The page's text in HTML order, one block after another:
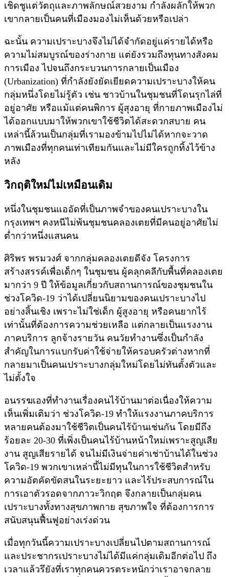
เชิดชูแต่วัตถุและภาพลักษณ์สวยงาม กำลังผลักให้พวก
เขากลายเป็นคนที่เมืองมองไม่เห็นด้วยหรือเปล่า
ฉะนั้น ความเปราะบางจึงไม่ได้จำกัดอยู่แค่รายได้หรือ
ความไม่สมบูรณ์ของร่างกาย แต่ยังรวมถึงทุนทางสังคม
การเมือง ไปจนถึงกระบวนการกลายเป็นเมือง
(Urbanization) ที่กำลังยังยัดเยียดความเปราะบางให้คน
กลุ่มหนึ่งโดยไม่รู้ตัว เช่น ชาวบ้านในชุมชนที่โดนรุกไล่ที่
อยู่อาศัย หรือแม้แต่คนพิการ ผู้สุงอายุ ที่กายภาพเมืองไม่
ได้ออกแบบมาให้พวกเขาใช้ชีวิตได้สะดวกสบาย คน
เหล่านี้ล้วนเป็นกลุ่มที่เรามองข้ามไปไม่ได้หากจะวาด
ภาพเมืองที่ทุกคนเท่าเทียมกันและไม่มีใครถูกทิ้งไว้ข้าง
หลัง
วิกฤติใหม่ไม่เหมือนเดิม
หนึ่งในชุมชนแออัดที่เป็นภาพจำของคนเปราะบางใน
กรุงเทพฯ คงหนีไม่พ้นชุมชนคลองเตยที่มีคนอยู่อาศัยไม่
ต่ำกว่าหนึ่งแสนคน
ศิริพร พรมวงศ์ จากกลุ่มคลองเตยดีจัง โครงการ
สร้างสรรค์เพื่อเด็กๆ ในชุมชน ผู้คลุกคลีกับพื้นที่คลองเตย
มากว่า 9 ปี ให้ข้อมูลเกี่ยวกับสถานการณ์ของชุมชนใน
ช่วงโควิด-19 ว่าได้เปลี่ยนนิยามของคนเปราะบางไป
อย่างสิ้นเชิง เพราะไม่ใช่เด็ก ผู้สูงอายุ หรือคนยากไร้
เท่านั้นที่ต้องการความช่วยเหลือ แต่กลายเป็นแรงงาน
ภาคบริการ ลูกจ้างรายวัน คนวัยทำงานซึ่งเป็นกำลัง
สำคัญในการแบกรับค่าใช้จ่ายให้ครอบครัวต่างหากที่
กลายมาเป็นคนเปราะบางกลุ่มใหม่โดยไม่ทันตั้งตัวและ
ไม่ตั้งใจ
อนรรฆเองที่ทำงานเรื่องคนไร้บ้านมาต่อเนื่องให้ความ
เห็นเพิ่มเติมว่า ช่วงโควิด-19 ทำให้แรงงานภาคบริการ
หลายคนต้องมาใช้ชีวิตเป็นคนไร้บ้านเช่นกัน โดยมีถึง
ร้อยละ 20-30 ที่เพิ่งเป็นคนไร้บ้านหน้าใหม่เพราะสูญเสีย
งาน สูญเสียรายได้ จนไม่มีเงินจ่ายค่าเช่าบ้านได้ในช่วง
โควิด-19 พวกเขาเหล่านี้ไม่มีทุนในการใช้ชีวิตสำหรับ
ความอัตคัดขัดสนในระยะยาว และไร้ประสบการณ์ใน
การเอาตัวรอดจากภาวะวิกฤต จึงกลายเป็นกลุ่มคน
เปราะบางทั้งทางสุขภาพกาย สุขภาพใจ ที่ต้องการการ
สนับสนุนฟื้นฟูอย่างเร่งด่วน
เมื่อทุกวันนี้ความเปราะบางเปลี่ยนไปตามสถานการณ์
และประชากรเปราะบางไม่ได้มีแค่กลุ่มเดิมอีกต่อไป ถึง
เวลาแล้วรึยังที่เราทุกคนควรตระหนักว่าเราอาจกลาย